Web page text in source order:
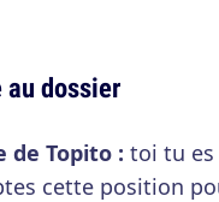
au dossier
de Topito : toi tu es
cette position